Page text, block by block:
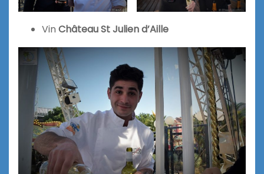
Vin Château St Julien d’Aille